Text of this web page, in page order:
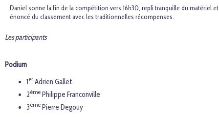
Daniel sonne la fin de la compétition vers 16h30, repli tranquille du matériel et
énoncé du classement avec les traditionnelles récompenses.
Les participants
Podium
1er Adrien Gallet
2ème Philippe Franconville
3ème Pierre Degouy